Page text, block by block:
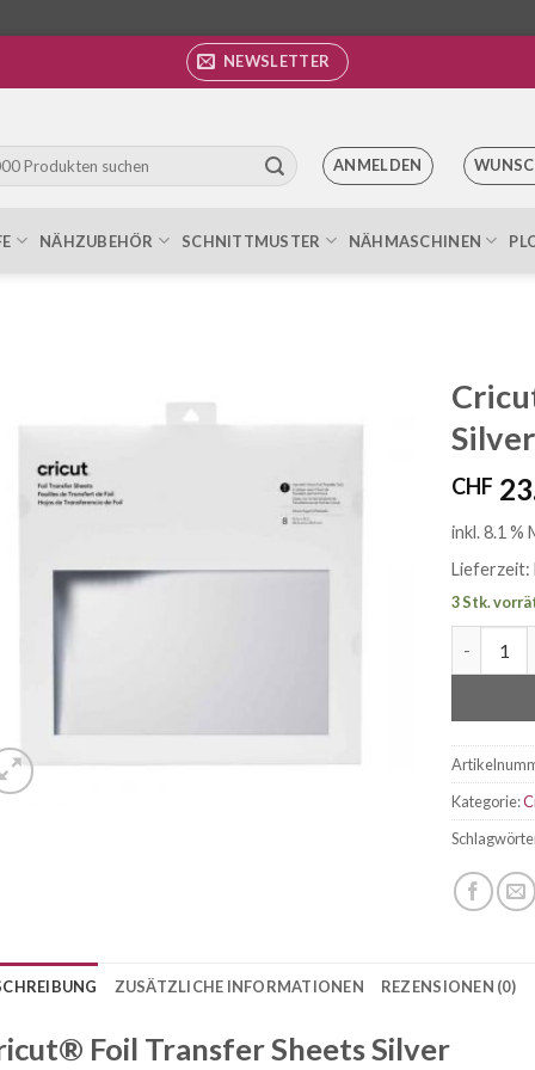
NEWSLETTER
ANMELDEN
NÄHZUBEHÖR SCHNITTMUSTER NÄHMASCHINEN
Silver
CHF
inkl. 8.1 %
Lieferzeit:
3 Stk.
Kategorie:
ZUSÄTZLICHE INFORMATIONEN REZENSIONEN (0)
Foil Transfer Sheets Silver